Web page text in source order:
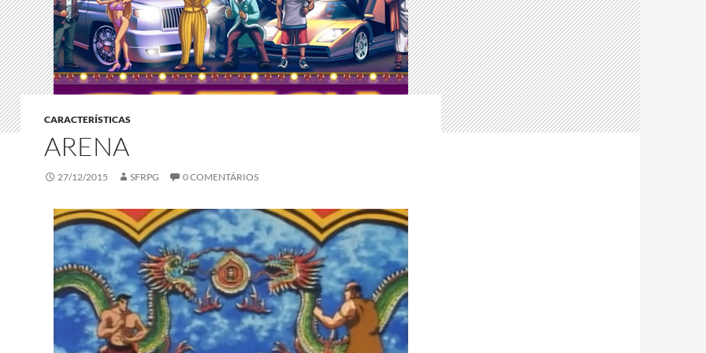
CARACTERÍSTICAS
ARENA
27/12/2015 SFRPG 0 COMENTÁRIOS